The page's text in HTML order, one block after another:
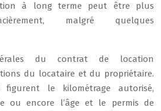
à long terme peut être plus
malgré quelques
du contrat de location
du locataire et du propriétaire.
figurent le kilométrage autorisé,
ou encore l’âge et le permis de